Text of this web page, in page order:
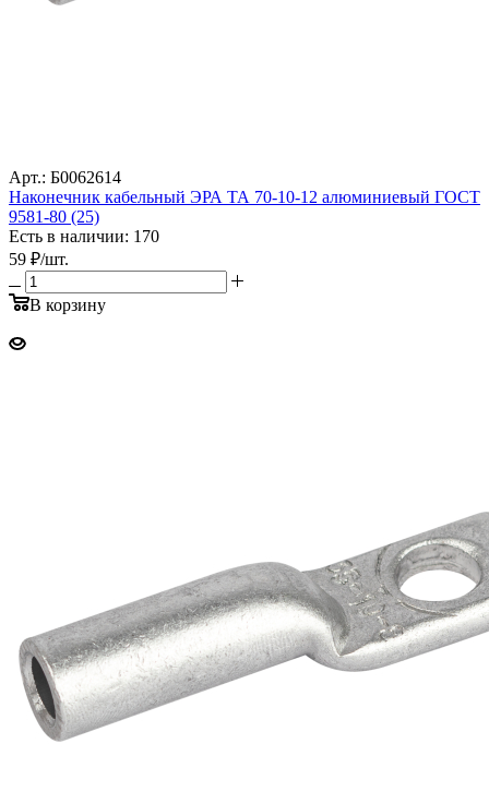
Арт.: Б0062614
Наконечник кабельный ЭРА ТА 70-10-12 алюминиевый ГОСТ
9581-80 (25)
Есть в наличии: 170
59 ₽/шт.
В корзину